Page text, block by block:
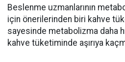
Beslenme uzmanlarının
için önerilerinden biri kahve
sayesinde metabolizma daha
kahve tüketiminde aşırıya